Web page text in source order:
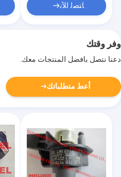
ﺎﺘﺼﻟ ﺍﻶﻧ
وفر وقتك
دعنا نتصل بأفضل المنتجات معك.
أعط متطلباتك